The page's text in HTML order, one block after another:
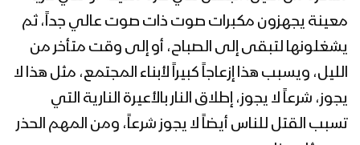
معينة يجهزون مكبرات صوت ذات صوت عالي جداً، ثم
يشغلونها لتبقى إلى الصباح، أو إلى وقت متأخر من
الليل، ويسبب هذا إزعاجاً كبيراً لأبناء المجتمع، مثل هذا لا
يجوز، شرعاً لا يجوز، إطلاق النار بالأعيرة النارية التي
تسبب القتل للناس أيضاً لا يجوز شرعاً، ومن المهم الحذر